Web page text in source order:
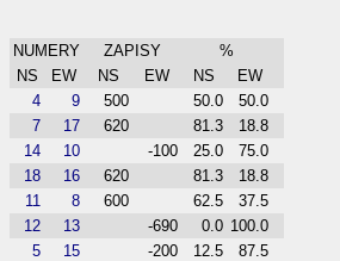
NUMERY ZAPISY
%
NS
EW NS EW NS
EW
4
9 500 50.0
50.0
7
17 620 81.3
18.8
14
10 -100 25.0
75.0
18
16 620 81.3
18.8
11
8 600 62.5
37.5
12
13 -690 0.0 100.0
5
15 -200 12.5
87.5